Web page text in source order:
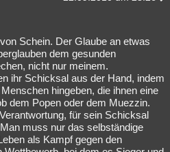
Schein. Der Glaube an etwas
dem gesunden
nicht nur meinem.
ihr Schicksal aus der Hand, indem
hingeben, die ihnen eine
dem Popen oder dem Muezzin.
für sein Schicksal
muss nur das selbständige
als Kampf gegen den